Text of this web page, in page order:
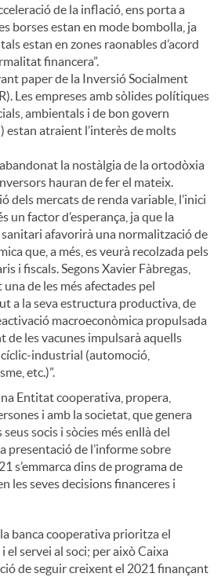
de la inflació, ens porta a
borses estan en mode bombolla, ja
estan en zones raonables d’acord
financera”.
paper de la Inversió Socialment
Les empreses amb sòlides polítiques
ambientals i de bon govern
estan atraient l’interès de molts
la nostàlgia de la ortodòxia
hauran de fer el mateix.
dels mercats de renda variable, l’inici
un factor d’esperança, ja que la
afavorirà una normalització de
que, a més, es veurà recolzada pels
i fiscals. Segons Xavier Fàbregas,
de les més afectades pel
a la seva estructura productiva, de
macroeconòmica propulsada
de les vacunes impulsarà aquells
industrial (automoció,
etc.)”.
Entitat cooperativa, propera,
i amb la societat, que genera
socis i sòcies més enllà del
presentació de l’informe sobre
s’emmarca dins de programa de
les seves decisions financeres i
banca cooperativa prioritza el
el servei al soci; per això Caixa
de seguir creixent el 2021 finançant